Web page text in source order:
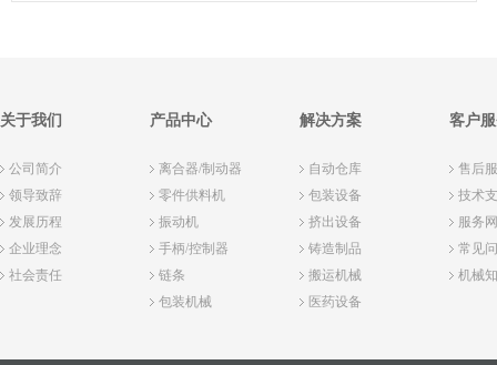
关于我们
公司简介
领导致辞
发展历程
企业理念
社会责任
产品中心
离合器/制动器
零件供料机
振动机
手柄/控制器
链条
包装机械
解决方案
自动仓库
包装设备
挤出设备
铸造制品
搬运机械
医药设备
客户
售后
技术
服务
常见
机械